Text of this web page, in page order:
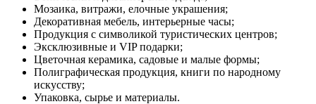
Мозаика, витражи, елочные украшения;
Декоративная мебель, интерьерные часы;
Продукция с символикой туристических центров;
Эксклюзивные и VIP подарки;
Цветочная керамика, садовые и малые формы;
Полиграфическая продукция, книги по народному
искусству;
Упаковка, сырье и материалы.